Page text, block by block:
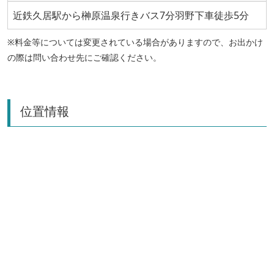
近鉄久居駅から榊原温泉行きバス7分羽野下車徒歩5分
※料金等については変更されている場合がありますので、お出かけ
の際は問い合わせ先にご確認ください。
位置情報